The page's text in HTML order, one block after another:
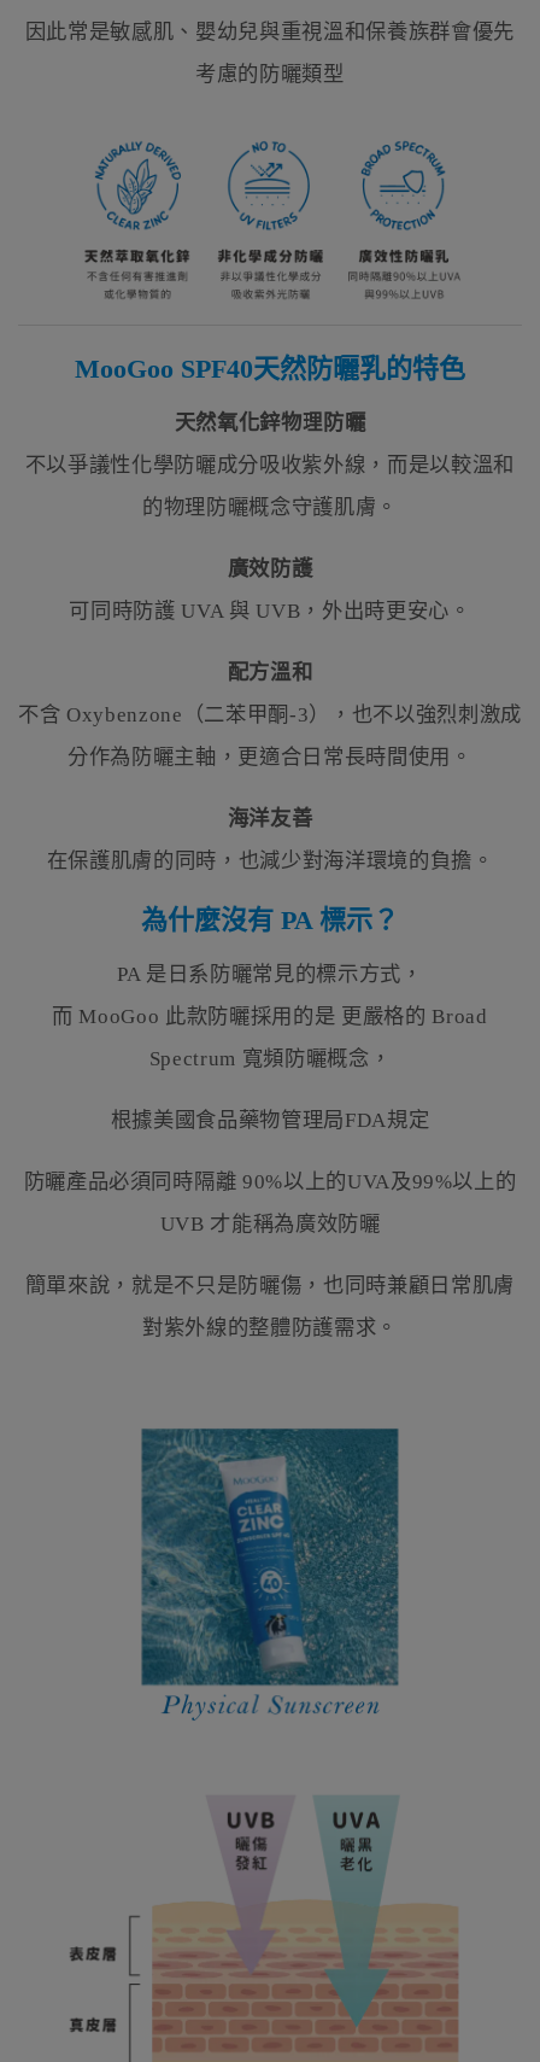
因此常是敏感肌、嬰幼兒與重視溫和保養族群會優先
考慮的防曬類型
MooGoo SPF40天然防曬乳的特色
天然氧化鋅物理防曬
不以爭議性化學防曬成分吸收紫外線，而是以較溫和
的物理防曬概念守護肌膚。
廣效防護
可同時防護 UVA 與 UVB，外出時更安心。
配方溫和
不含 Oxybenzone（二苯甲酮-3），也不以強烈刺激成
分作為防曬主軸，更適合日常長時間使用。
海洋友善
在保護肌膚的同時，也減少對海洋環境的負擔。
為什麼沒有 PA 標示？
PA 是日系防曬常見的標示方式，
而 MooGoo 此款防曬採用的是 更嚴格的 Broad
Spectrum 寬頻防曬概念，
根據美國食品藥物管理局FDA規定
防曬產品必須同時隔離 90%以上的UVA及99%以上的
UVB 才能稱為廣效防曬
簡單來說，就是不只是防曬傷，也同時兼顧日常肌膚
對紫外線的整體防護需求。